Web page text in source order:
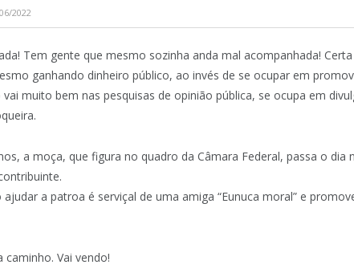
2022
Tem gente que mesmo sozinha anda mal acompanhada!
ganhando dinheiro público, ao invés de se ocupar em
muito bem nas pesquisas de opinião pública, se ocupa em
a moça, que figura no quadro da Câmara Federal, passa o dia
a patroa é serviçal de uma amiga “Eunuca moral” e
Vai vendo!